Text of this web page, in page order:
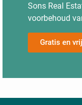
Sons Real
voorbehoud
Gratis en